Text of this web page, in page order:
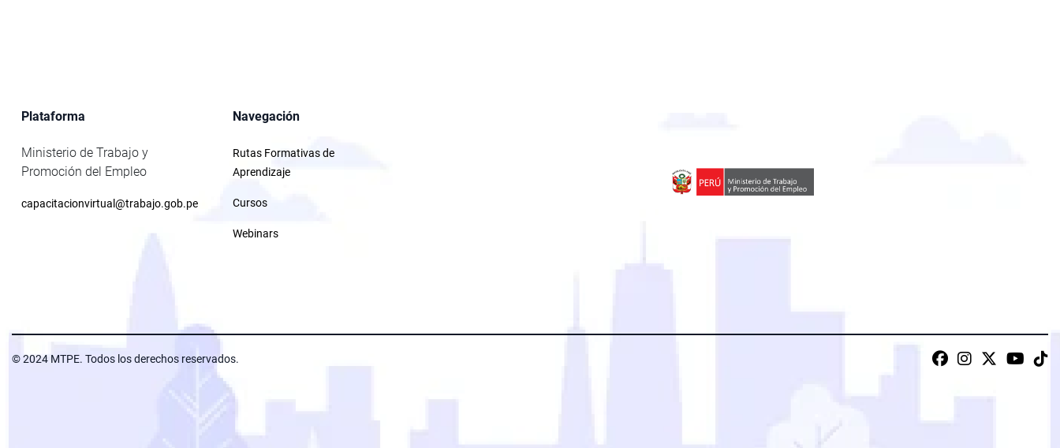
Plataforma
Ministerio de Trabajo y
Promoción del Empleo
capacitacionvirtual@trabajo.gob.pe
Navegación
Rutas Formativas de
Aprendizaje
Cursos
Webinars
© 2024 MTPE. Todos los derechos reservados.